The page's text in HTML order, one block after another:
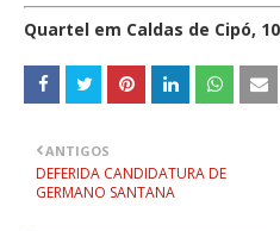
Quartel em Caldas de Cipó,
ANTIGOS
DEFERIDA CANDIDATURA DE
GERMANO SANTANA